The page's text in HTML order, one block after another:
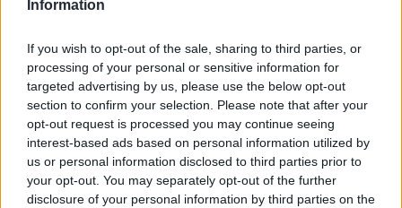
Information
If you wish to opt-out of the sale, sharing to third parties, or
processing of your personal or sensitive information for
targeted advertising by us, please use the below opt-out
section to confirm your selection. Please note that after your
opt-out request is processed you may continue seeing
interest-based ads based on personal information utilized by
us or personal information disclosed to third parties prior to
your opt-out. You may separately opt-out of the further
disclosure of your personal information by third parties on the
De la Shakespeare la Beethoven
15 APRILIE 2015
”Coriolanus” este una dintre ultimele piese